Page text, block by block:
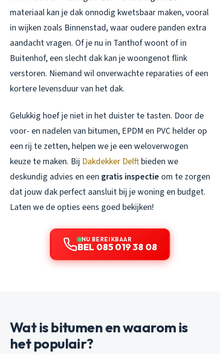
materiaal kan je dak onnodig kwetsbaar maken, vooral
in wijken zoals Binnenstad, waar oudere panden extra
aandacht vragen. Of je nu in Tanthof woont of in
Buitenhof, een slecht dak kan je woongenot flink
verstoren. Niemand wil onverwachte reparaties of een
kortere levensduur van het dak.
Gelukkig hoef je niet in het duister te tasten. Door de
voor- en nadelen van bitumen, EPDM en PVC helder op
een rij te zetten, helpen we je een weloverwogen
keuze te maken. Bij Dakdekker Delftbieden we
deskundig advies en een gratis inspectie om te zorgen
dat jouw dak perfect aansluit bij je woning en budget.
Laten we de opties eens goed bekijken!
NU BEREIKBAAR
BEL 085 019 38 08
Wat is bitumen en waarom is
het populair?